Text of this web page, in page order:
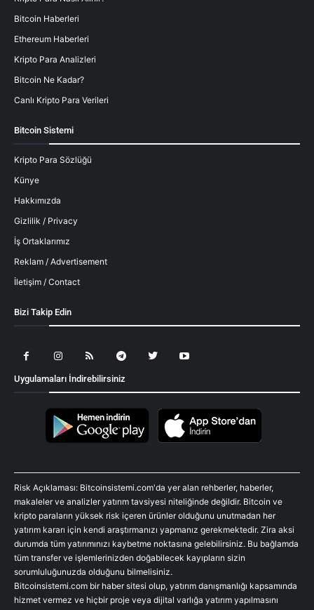
Bitcoin Haberleri
Ethereum Haberleri
Kripto Para Analizleri
Bitcoin Ne Kadar?
Canlı Kripto Para Verileri
Bitcoin Sistemi
Kripto Para Sözlüğü
Künye
Hakkımızda
Gizlilik / Privacy
İş Ortaklarımız
Reklam / Advertisement
İletişim / Contact
Bizi Takip Edin
Uygulamaları İndirebilirsiniz
Risk Açıklaması: Bitcoinsistemi.com'da yer alan rehberler, haberler,
makaleler ve analizler yatırım tavsiyesi niteliğinde değildir. Bitcoin ve
kripto paraların yüksek risk içeren ürünler olduğunu unutmadan her
yatırım kararı için kendi araştırmanızı yapmanız gerekmektedir. Zira aksi
durumda tüm yatırımınızı kaybetme noktasına gelebilirsiniz. Bu bağlamda
tüm transfer ve işlemlerinizden doğabilecek kayıpların sizin
sorumluluğunuzda olduğunu bilmelisiniz.
Bitcoinsistemi.com bir haber sitesi olup, yatırım danışmanlığı kapsamında
hizmet vermez ve hiçbir proje veya dijital varlığa yatırım yapılmasını